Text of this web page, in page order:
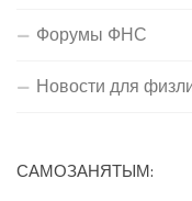
Форумы ФНС
Новости для
САМОЗАНЯТЫМ: